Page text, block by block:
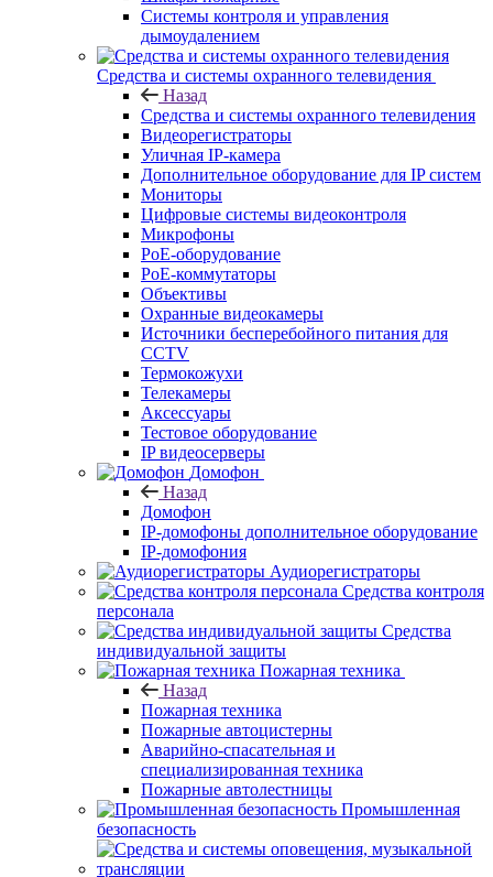
Системы контроля и управления
дымоудалением
Средства и системы охранного телевидения
Назад
Средства и системы охранного телевидения
Видеорегистраторы
Уличная IP-камера
Дополнительное оборудование для IP систем
Мониторы
Цифровые системы видеоконтроля
Микрофоны
PoE-оборудование
PoE-коммутаторы
Объективы
Охранные видеокамеры
Источники бесперебойного питания для
CCTV
Термокожухи
Телекамеры
Аксессуары
Тестовое оборудование
IP видеосерверы
Домофон
Назад
Домофон
IP-домофоны дополнительное оборудование
IP-домофония
Аудиорегистраторы
Средства контроля
персонала
Средства
индивидуальной защиты
Пожарная техника
Назад
Пожарная техника
Пожарные автоцистерны
Аварийно-спасательная и
специализированная техника
Пожарные автолестницы
Промышленная
безопасность